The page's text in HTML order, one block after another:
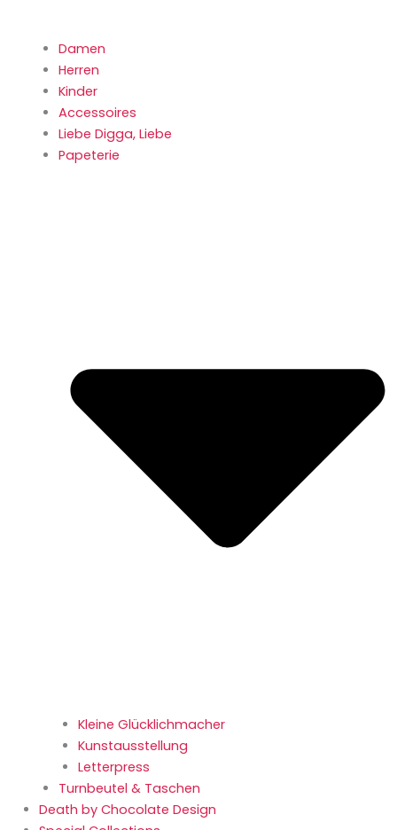
Damen
Herren
Kinder
Accessoires
Liebe Digga, Liebe
Papeterie
Kleine Glücklichmacher
Kunstausstellung
Letterpress
Turnbeutel & Taschen
Death by Chocolate Design